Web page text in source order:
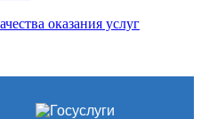
оказания услуг